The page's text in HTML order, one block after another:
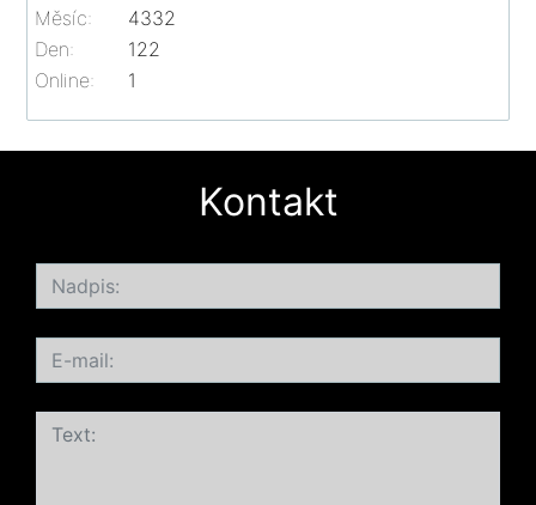
Online: 1
Měsíc:
4332
Den:
122
Kontakt